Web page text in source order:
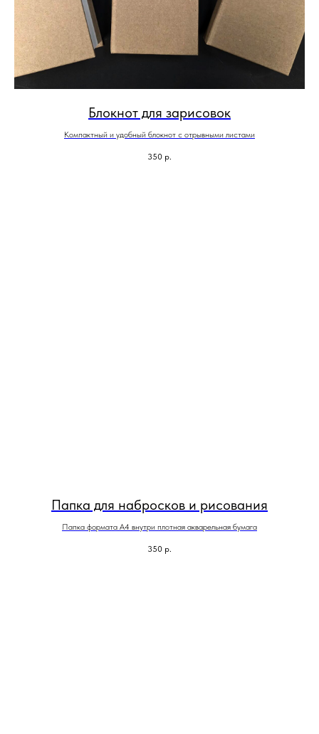
Блокнот для зарисовок
Компактный и удобный блокнот с отрывными листами
350 р.
Папка для набросков и рисования
Папка формата А4 внутри плотная акварельная бумага
350 р.